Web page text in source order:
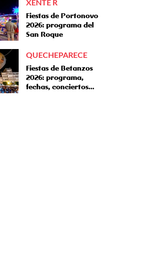
XENTE R
Fiestas de Portonovo
2026: programa del
San Roque
QUECHEPARECE
Fiestas de Betanzos
2026: programa,
fechas, conciertos...